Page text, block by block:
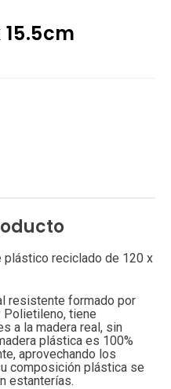
15.5cm
plástico reciclado de 120 x
resistente formado por
Polietileno, tiene
a la madera real, sin
plástica es 100%
aprovechando los
composición plástica se
estanterías.